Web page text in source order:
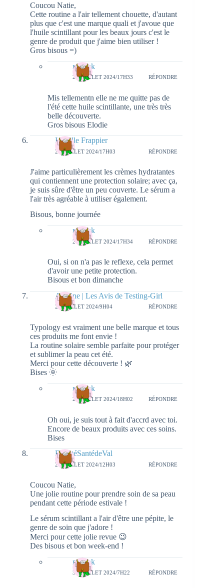
Coucou Natie,
Cette routine a l'air tellement chouette, d'autant
plus que c'est une marque quali et j'avoue que
l'huile scintillant pour les beaux jours c'est le
genre de produit que j'aime bien utiliser !
Gros bisous =)
natieak
28 JUILLET 2024/17H33 RÉPONDRE
Mis tellementn elle ne me quitte pas de
l'été cette huile scintillante, une très très
belle découverte.
Gros bisous Elodie
Isabelle Frappier
24 JUILLET 2024/17H03 RÉPONDRE
J'aime particulièrement les crèmes hydratantes
qui contiennent une protection solaire; avec ça,
je suis sûre d'être un peu couverte. Le sérum a
l'air très agréable à utiliser également.
Bisous, bonne journée
natieak
28 JUILLET 2024/17H34 RÉPONDRE
Oui, si on n'a pas le reflexe, cela permet
d'avoir une petite protection.
Bisous et bon dimanche
Adeline | Les Avis de Testing-Girl
26 JUILLET 2024/9H04 RÉPONDRE
Typology est vraiment une belle marque et tous
ces produits me font envie !
La routine solaire semble parfaite pour protéger
et sublimer la peau cet été.
Merci pour cette découverte ! 🌿
Bises 🌞
natieak
28 JUILLET 2024/18H02 RÉPONDRE
Oh oui, je suis tout à fait d'accrd avec toi.
Encore de beaux produits avec ces soins.
Bises
BeautéSantédeVal
27 JUILLET 2024/12H03 RÉPONDRE
Coucou Natie,
Une jolie routine pour prendre soin de sa peau
pendant cette période estivale !
Le sérum scintillant a l'air d'être une pépite, le
genre de soin que j'adore !
Merci pour cette jolie revue 😉
Des bisous et bon week-end !
natieak
31 JUILLET 2024/7H22 RÉPONDRE